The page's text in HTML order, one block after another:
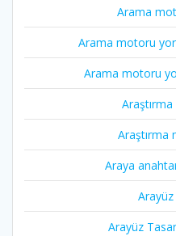
Arama
Arama motoru
Arama motoru
Araştırma
Araya
Arayüz